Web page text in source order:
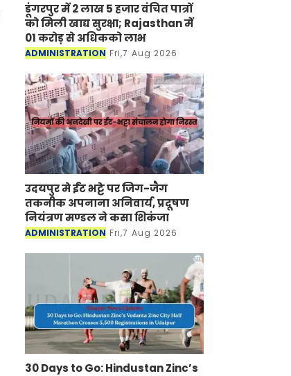
डूंगरपुर में 2 लाख 5 हजार वंचित पात्रों
को मिली खाद्य सुरक्षा; Rajasthan में
01 करोड़ से अधिकको लाभ
ADMINISTRATION Fri,7 Aug 2026
उदयपुर मे ईंट भट्टे पर जिग-जैग
तकनीक अपनाना अनिवार्य, प्रदूषण
नियंत्रण मण्डल ने कसा शिकंजा
ADMINISTRATION Fri,7 Aug 2026
30 Days to Go: Hindustan Zinc’s